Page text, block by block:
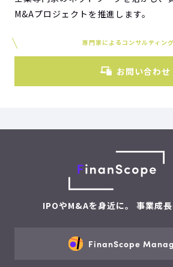
M&Aプロジェクトを推進します。
専門家によるコンサルティン
お問い合わせ
IPOやM&Aを身近に。 事業成長
FinanScope